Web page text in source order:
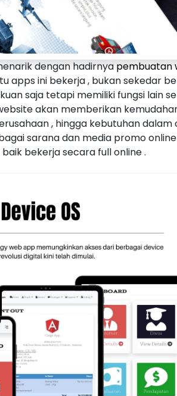
dengan hadirnya pembuatan
apps ini bekerja , bukan sekedar
saja tetapi memiliki fungsi lain
akan memberikan
, hingga kebutuhan
sarana dan media promo
bekerja secara full online .